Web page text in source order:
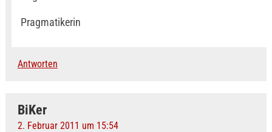
Pragmatikerin
Antworten
BiKer
2. Februar 2011 um 15:54